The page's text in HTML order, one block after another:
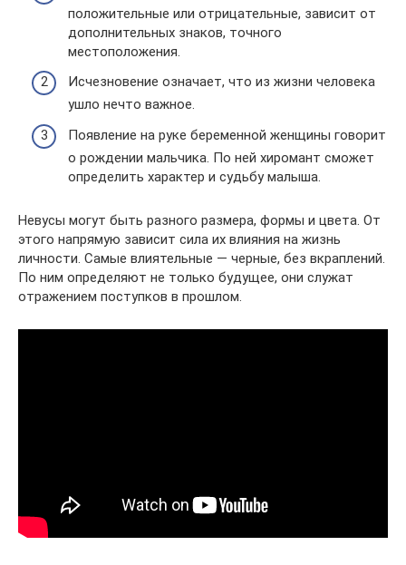
положительные или отрицательные, зависит от
дополнительных знаков, точного
местоположения.
Исчезновение означает, что из жизни человека
ушло нечто важное.
Появление на руке беременной женщины говорит
о рождении мальчика. По ней хиромант сможет
определить характер и судьбу малыша.
Невусы могут быть разного размера, формы и цвета. От
этого напрямую зависит сила их влияния на жизнь
личности. Самые влиятельные — черные, без вкраплений.
По ним определяют не только будущее, они служат
отражением поступков в прошлом.